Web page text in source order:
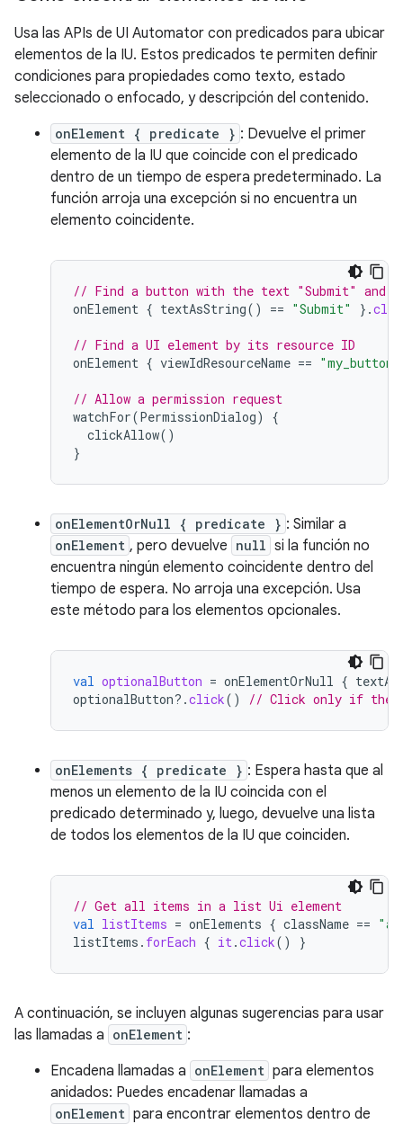
Usa las APIs de UI Automator con predicados para ubicar
elementos de la IU. Estos predicados te permiten definir
condiciones para propiedades como texto, estado
seleccionado o enfocado, y descripción del contenido.
onElement { predicate } : Devuelve el primer
elemento de la IU que coincide con el predicado
dentro de un tiempo de espera predeterminado. La
función arroja una excepción si no encuentra un
elemento coincidente.
// Find a button with the text "Submit" and
onElement { textAsString() == "Submit" }.
// Find a UI element by its resource ID
onElement { viewIdResourceName ==
// Allow a permission request
watchFor(PermissionDialog)
{
clickAllow()
}
onElementOrNull { predicate } : Similar a
onElement , pero devuelve null si la función no
encuentra ningún elemento coincidente dentro del
tiempo de espera. No arroja una excepción. Usa
este método para los elementos opcionales.
val optionalButton = onElementOrNull {
optionalButton?.click() // Click only if the
onElements { predicate } : Espera hasta que al
menos un elemento de la IU coincida con el
predicado determinado y, luego, devuelve una lista
de todos los elementos de la IU que coinciden.
// Get all items in a list Ui element
val listItems = onElements { className ==
listItems . forEach { it.click() }
A continuación, se incluyen algunas sugerencias para usar
las llamadas a onElement :
Encadena llamadas a onElement para elementos
anidados: Puedes encadenar llamadas a
onElement para encontrar elementos dentro de